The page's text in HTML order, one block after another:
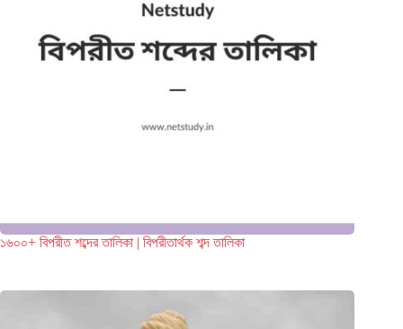
১৬০০+ বিপরীত শব্দের তালিকা | বিপরীতার্থক শব্দ তালিকা